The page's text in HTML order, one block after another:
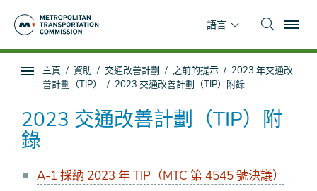
語言
子
面
導
航
你
在
裡
主頁 資助 交通改善計劃 之前的提示
2023 年交通改
善計劃（TIP）
2023 交通改善計劃（TIP）附錄
2023 交通改善計劃（TIP）附
錄
A-1 採納 2023 年 TIP（MTC 第 4545 號決議）